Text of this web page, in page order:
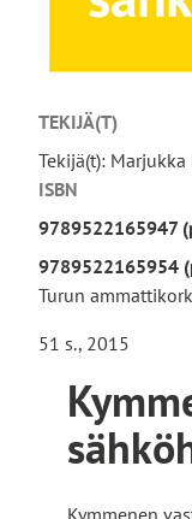
TEKIJÄ(T)
Tekijä(t):
ISBN
9789522165947
9789522165954
Turun
51 s., 2015
Kymmenen